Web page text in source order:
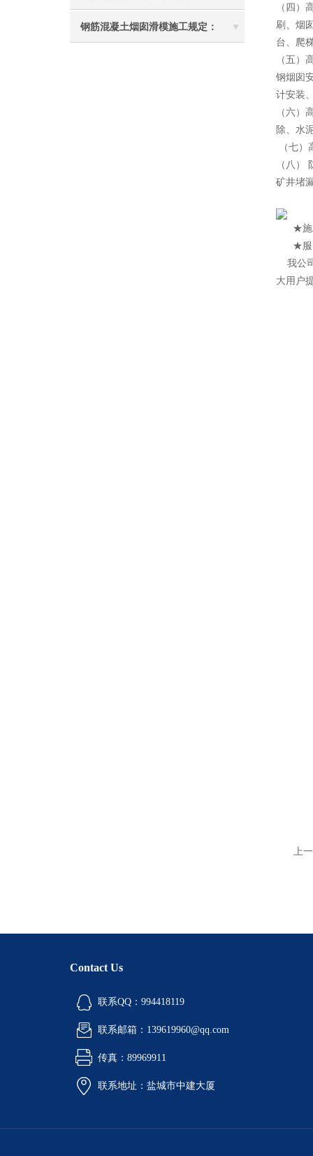
钢筋混凝土烟囱滑模施工规定：
（四）
刷、烟
台、爬
（五）
钢烟囱
计安装
（六）
除、水
（七）
（八）
矿井堵
★施工
★服务
我公
大用户
上
Contact Us
联系QQ：994418119
联系邮箱：139619960@qq.com
传真：89969911
联系地址：盐城市中建大厦